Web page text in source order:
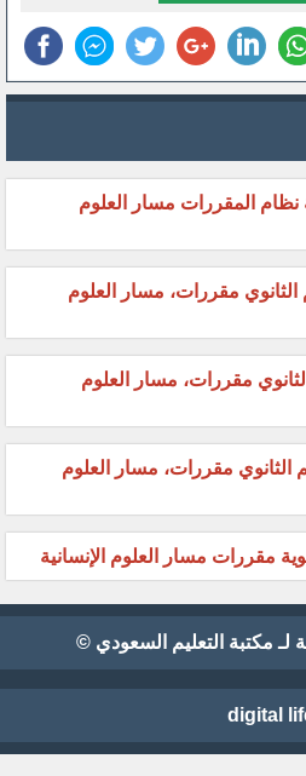
نظام المقررات مسار العلوم
التعليم الثانوي مقررات، مسار العلوم
الثانوي مقررات، مسار العلوم
التعليم الثانوي مقررات، مسار العلوم
مكتبة التعليم السعودي ©
digital